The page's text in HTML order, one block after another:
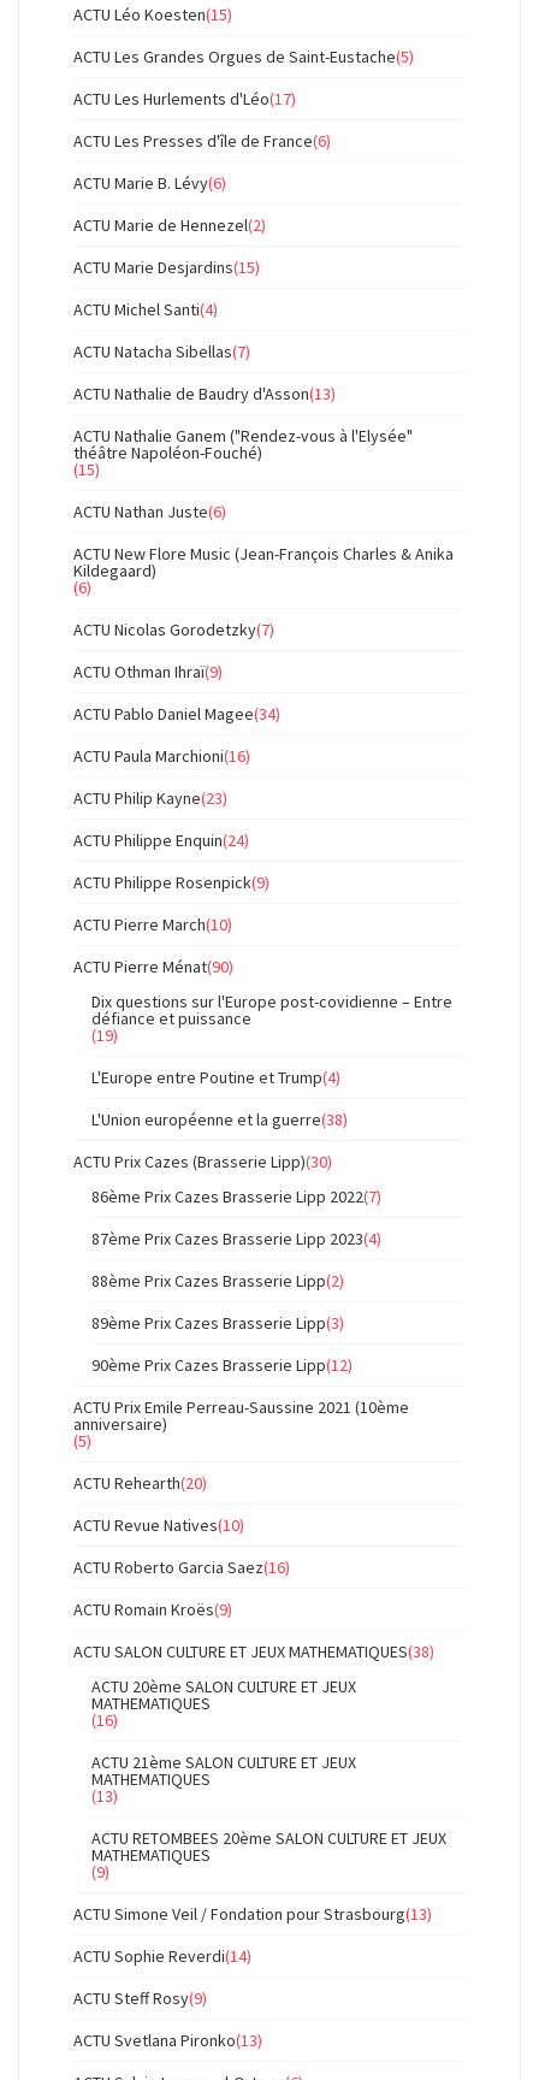
ACTU Léo Koesten(15)
ACTU Les Grandes Orgues de Saint-Eustache(5)
ACTU Les Hurlements d'Léo(17)
ACTU Les Presses d'île de France(6)
ACTU Marie B. Lévy(6)
ACTU Marie de Hennezel(2)
ACTU Marie Desjardins(15)
ACTU Michel Santi(4)
ACTU Natacha Sibellas(7)
ACTU Nathalie de Baudry d'Asson(13)
ACTU Nathalie Ganem ("Rendez-vous à l'Elysée"
théâtre Napoléon-Fouché)
(15)
ACTU Nathan Juste(6)
ACTU New Flore Music (Jean-François Charles & Anika
Kildegaard)
(6)
ACTU Nicolas Gorodetzky(7)
ACTU Othman Ihraï(9)
ACTU Pablo Daniel Magee(34)
ACTU Paula Marchioni(16)
ACTU Philip Kayne(23)
ACTU Philippe Enquin(24)
ACTU Philippe Rosenpick(9)
ACTU Pierre March(10)
ACTU Pierre Ménat(90)
Dix questions sur l'Europe post-covidienne – Entre
défiance et puissance
(19)
L'Europe entre Poutine et Trump(4)
L'Union européenne et la guerre(38)
ACTU Prix Cazes (Brasserie Lipp)(30)
86ème Prix Cazes Brasserie Lipp 2022(7)
87ème Prix Cazes Brasserie Lipp 2023(4)
88ème Prix Cazes Brasserie Lipp(2)
89ème Prix Cazes Brasserie Lipp(3)
90ème Prix Cazes Brasserie Lipp(12)
ACTU Prix Emile Perreau-Saussine 2021 (10ème
anniversaire)
(5)
ACTU Rehearth(20)
ACTU Revue Natives(10)
ACTU Roberto Garcia Saez(16)
ACTU Romain Kroës(9)
ACTU SALON CULTURE ET JEUX MATHEMATIQUES(38)
ACTU 20ème SALON CULTURE ET JEUX
MATHEMATIQUES
(16)
ACTU 21ème SALON CULTURE ET JEUX
MATHEMATIQUES
(13)
ACTU RETOMBEES 20ème SALON CULTURE ET JEUX
MATHEMATIQUES
(9)
ACTU Simone Veil / Fondation pour Strasbourg(13)
ACTU Sophie Reverdi(14)
ACTU Steff Rosy(9)
ACTU Svetlana Pironko(13)